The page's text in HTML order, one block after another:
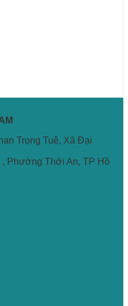
Trọng Tuệ, Xã Đại
, Phường Thới An, TP Hồ